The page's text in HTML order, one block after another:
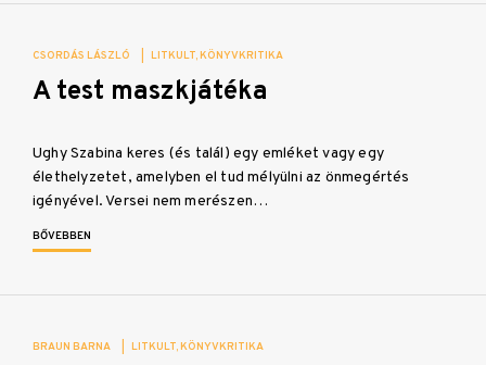
CSORDÁS LÁSZLÓ LITKULT KÖNYVKRITIKA
A test maszkjátéka
Ughy Szabina keres (és talál) egy emléket vagy egy
élethelyzetet, amelyben el tud mélyülni az önmegértés
igényével. Versei nem merészen…
BŐVEBBEN
BRAUN BARNA LITKULT KÖNYVKRITIKA